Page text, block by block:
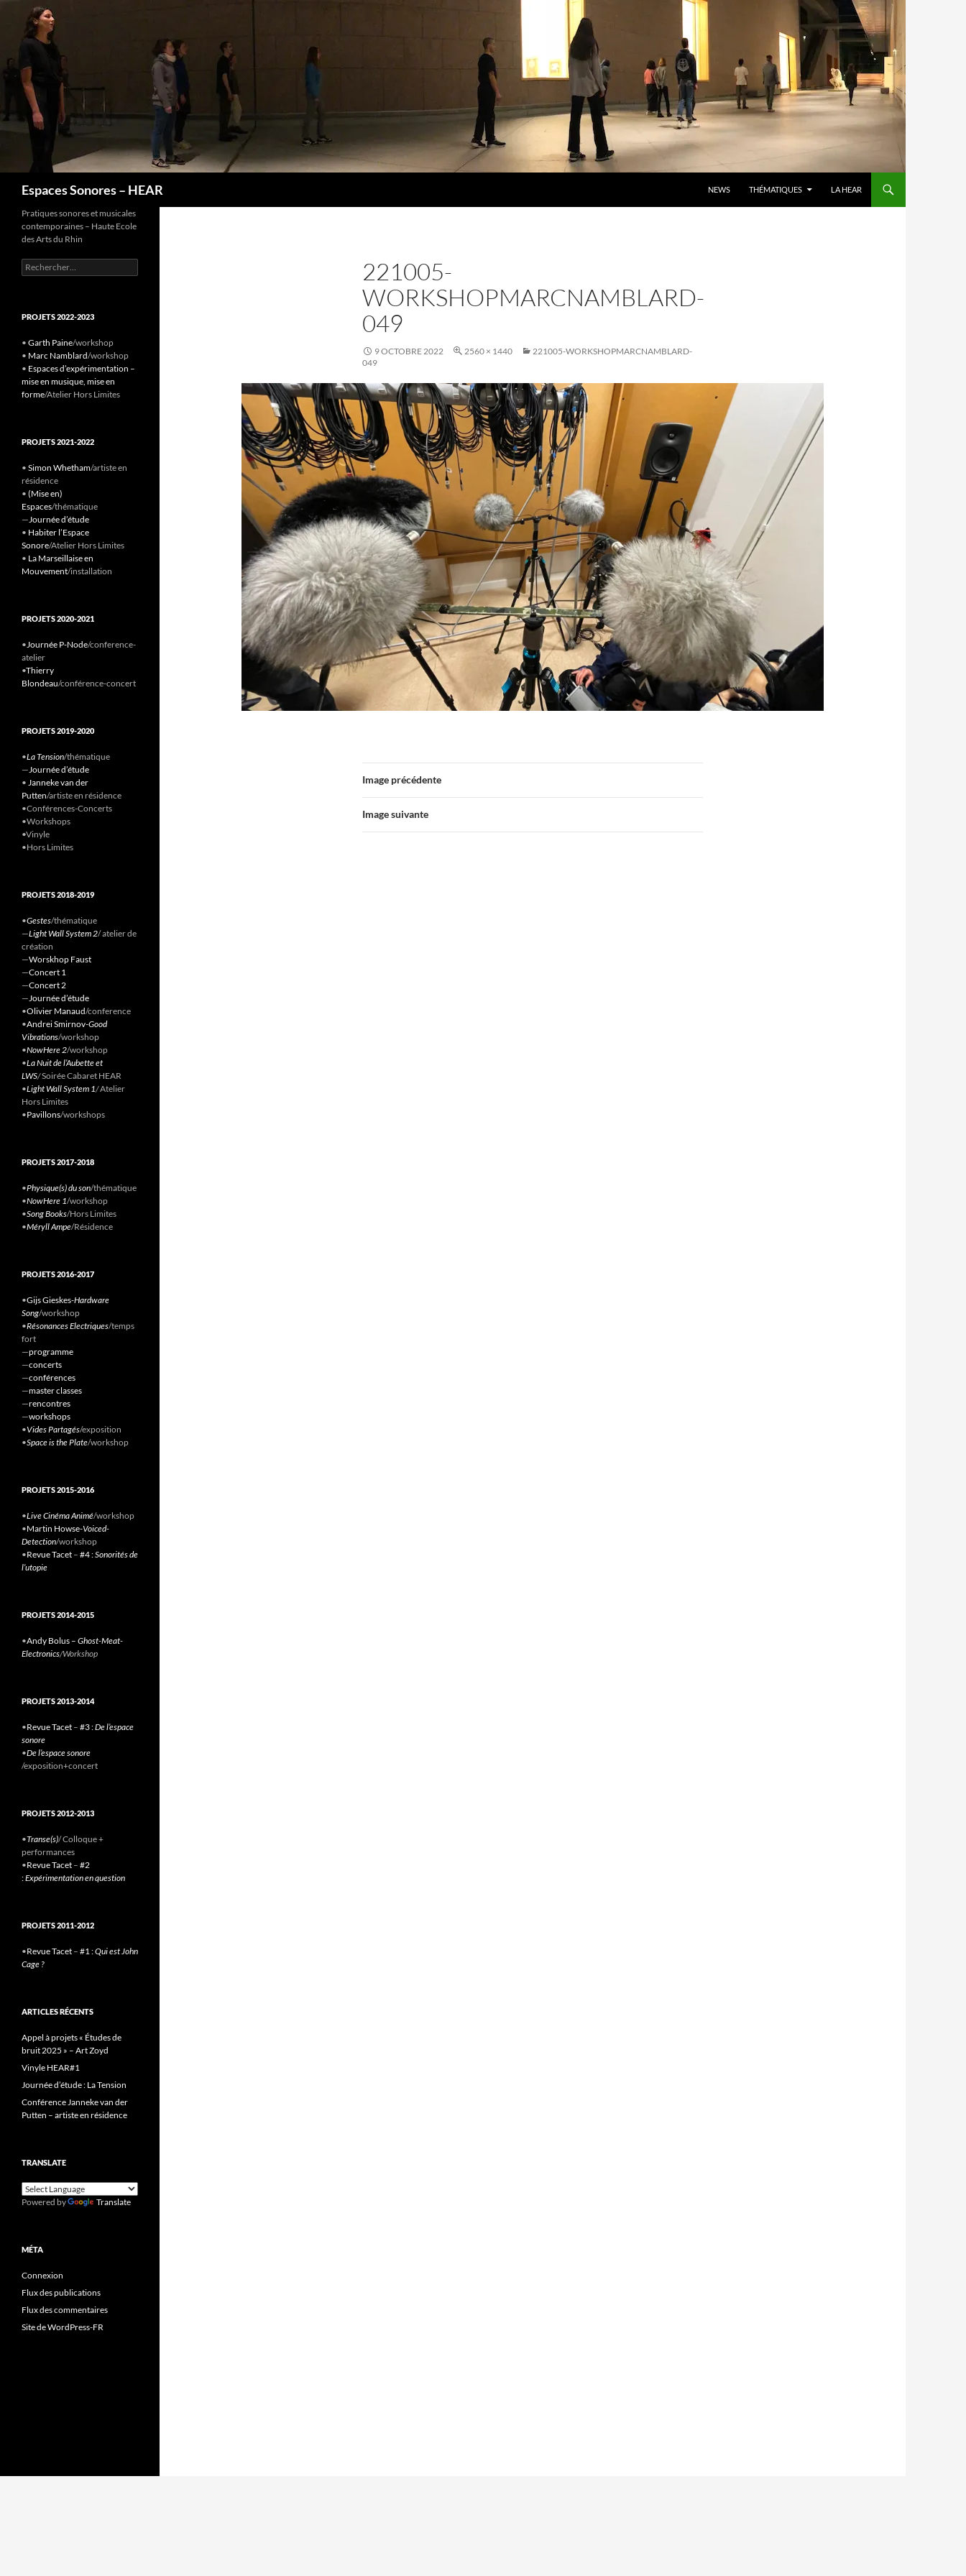
Espaces Sonores – HEAR
NEWS
THÉMATIQUES LA HEAR
221005-
WORKSHOPMARCNAMBLARD-
049
9 OCTOBRE 2022 2560 × 1440
221005-WORKSHOPMARCNAMBLARD-
049
Image précédente
Image suivante
Pratiques sonores et musicales
contemporaines – Haute Ecole
des Arts du Rhin
Rechercher :
PROJETS 2022-2023
• Garth Paine/workshop
• Marc Namblard/workshop
• Espaces d’expérimentation –
mise en musique, mise en
forme/Atelier Hors Limites
PROJETS 2021-2022
• Simon Whetham/artiste en
résidence
• (Mise en)
Espaces/thématique
—Journée d’étude
• Habiter l’Espace
Sonore/Atelier Hors Limites
• La Marseillaise en
Mouvement/installation
PROJETS 2020-2021
•Journée P-Node/conference-
atelier
•Thierry
Blondeau/conférence-concert
PROJETS 2019-2020
•La Tension/thématique
—Journée d’étude
• Janneke van der
Putten/artiste en résidence
•Conférences-Concerts
•Workshops
•Vinyle
•Hors Limites
PROJETS 2018-2019
•Gestes/thématique
—Light Wall System 2/ atelier de
création
—Worskhop Faust
—Concert 1
—Concert 2
—Journée d’étude
•Olivier Manaud/conference
•Andrei Smirnov-Good
Vibrations/workshop
•NowHere 2/workshop
•La Nuit de l’Aubette et
LWS/Soirée Cabaret HEAR
•Light Wall System 1/Atelier
Hors Limites
•Pavillons/workshops
PROJETS 2017-2018
•Physique(s) du son/thématique
•NowHere 1/workshop
•Song Books/Hors Limites
•Méryll Ampe/Résidence
PROJETS 2016-2017
•Gijs Gieskes-Hardware
Song/workshop
•Résonances Electriques/temps
fort
—programme
—concerts
—conférences
—master classes
—rencontres
—workshops
•Vides Partagés/exposition
•Space is the Plate/workshop
PROJETS 2015-2016
•Live Cinéma Animé/workshop
•Martin Howse-Voiced-
Detection/workshop
•Revue Tacet – #4 :Sonorités de
l’utopie
PROJETS 2014-2015
•Andy Bolus – Ghost-Meat-
Electronics/Workshop
PROJETS 2013-2014
•Revue Tacet – #3 :De l’espace
sonore
•De l’espace sonore
/exposition+concert
PROJETS 2012-2013
•Transe(s)/ Colloque +
performances
•Revue Tacet – #2
:Expérimentation en question
PROJETS 2011-2012
•Revue Tacet – #1 :Qui est John
Cage ?
ARTICLES RÉCENTS
Appel à projets « Études de
bruit 2025 » – Art Zoyd
Vinyle HEAR#1
Journée d’étude : La Tension
Conférence Janneke van der
Putten – artiste en résidence
TRANSLATE
Powered by Translate
MÉTA
Connexion
Flux des publications
Flux des commentaires
Site de WordPress-FR